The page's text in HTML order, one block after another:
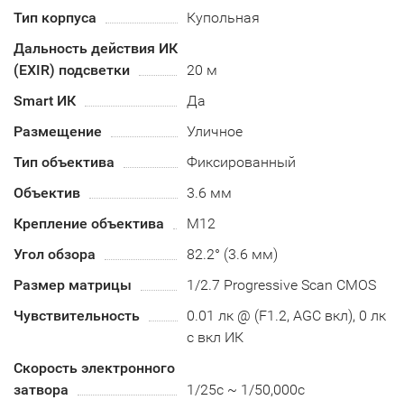
Тип корпуса
Купольная
Дальность действия ИК
(EXIR) подсветки
20 м
Smart ИК
Да
Размещение
Уличное
Тип объектива
Фиксированный
Объектив
3.6 мм
Крепление объектива
М12
Угол обзора
82.2° (3.6 мм)
Размер матрицы
1/2.7 Progressive Scan CMOS
Чувствительность
0.01 лк @ (F1.2, AGC вкл), 0 лк
с вкл ИК
Скорость электронного
затвора
1/25с ~ 1/50,000с